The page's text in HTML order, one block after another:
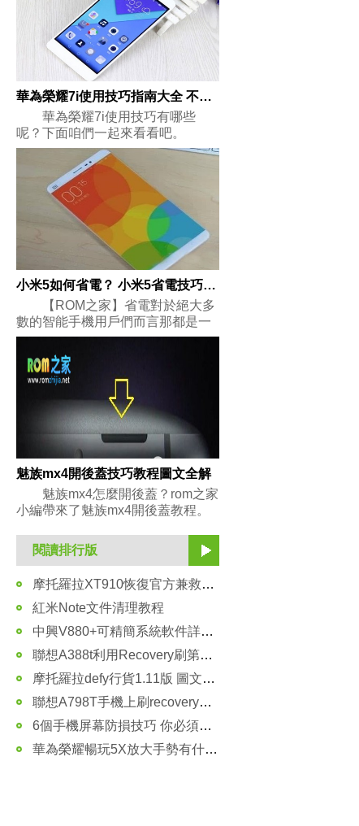
華為榮耀7i使用技巧指南大全 不看後悔一生
華為榮耀7i使用技巧有哪些
呢？下面咱們一起來看看吧。
小米5如何省電？ 小米5省電技巧總結
【ROM之家】省電對於絕大多
數的智能手機用戶們而言那都是一
個很強
魅族mx4開後蓋技巧教程圖文全解
魅族mx4怎麼開後蓋？rom之家
小編帶來了魅族mx4開後蓋教程。
閱讀排行版
摩托羅拉XT910恢復官方兼救磚圖文教程
紅米Note文件清理教程
中興V880+可精簡系統軟件詳細列表
聯想A388t利用Recovery刷第三方rom教程
摩托羅拉defy行貨1.11版 圖文刷機教程
聯想A798T手機上刷recovery的教程
6個手機屏幕防損技巧 你必須該知道！
華為榮耀暢玩5X放大手勢有什麼作用 在哪裡開啟？